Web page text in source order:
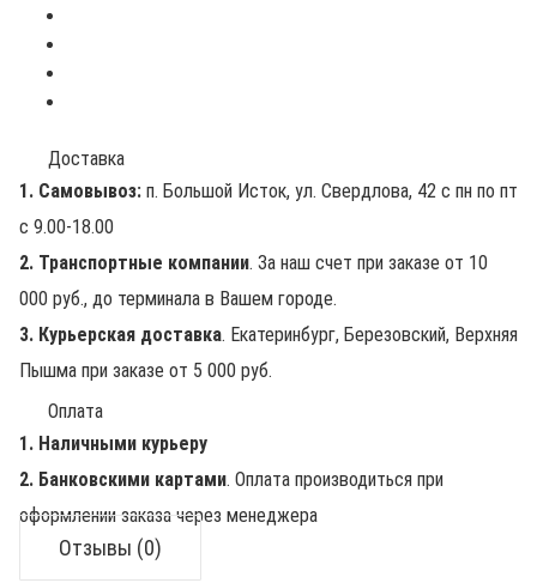
Доставка
1. Самовывоз: п. Большой Исток, ул. Свердлова, 42 с пн по пт
с 9.00-18.00
2. Транспортные компании. За наш счет при заказе от 10
000 руб., до терминала в Вашем городе.
3. Курьерская доставка. Екатеринбург, Березовский, Верхняя
Пышма при заказе от 5 000 руб.
Оплата
1. Наличными курьеру
2. Банковскими картами. Оплата производиться при
оформлении заказа через менеджера
Отзывы (0)